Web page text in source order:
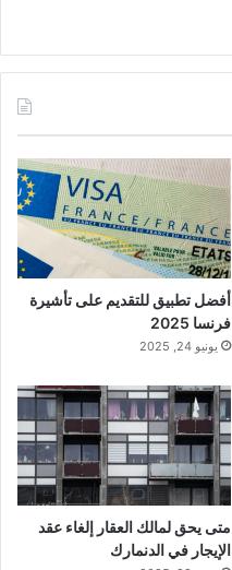
أفضل تطبيق للتقديم على تأشيرة
فرنسا 2025
يونيو 24, 2025
متى يحق لمالك العقار إلغاء عقد
الإيجار في الدنمارك